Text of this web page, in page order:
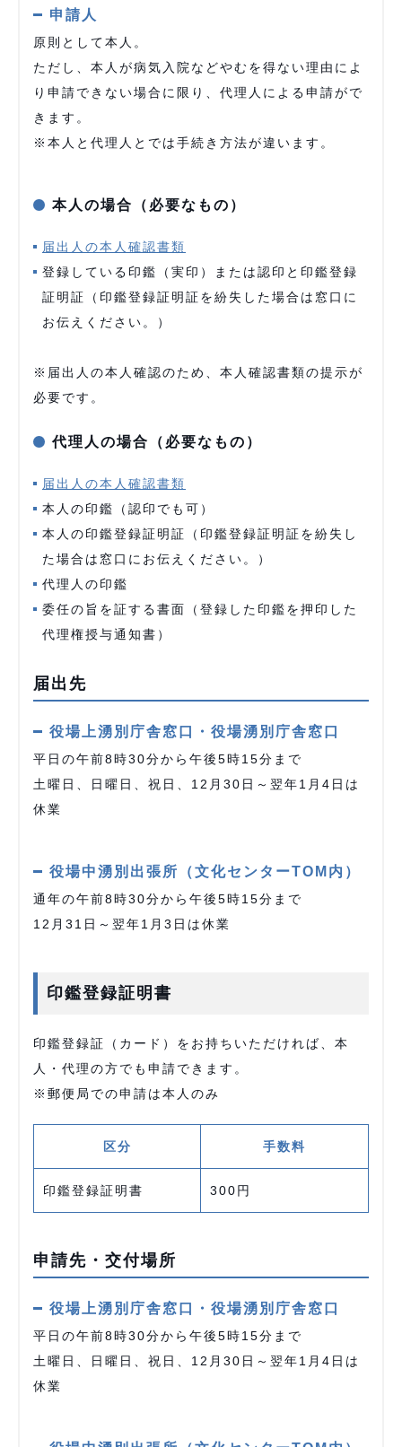
申請人
原則として本人。
ただし、本人が病気入院などやむを得ない理由によ
り申請できない場合に限り、代理人による申請がで
きます。
※本人と代理人とでは手続き方法が違います。
本人の場合（必要なもの）
届出人の本人確認書類
登録している印鑑（実印）または認印と印鑑登録
証明証（印鑑登録証明証を紛失した場合は窓口に
お伝えください。）
※届出人の本人確認のため、本人確認書類の提示が
必要です。
代理人の場合（必要なもの）
届出人の本人確認書類
本人の印鑑（認印でも可）
本人の印鑑登録証明証（印鑑登録証明証を紛失し
た場合は窓口にお伝えください。）
代理人の印鑑
委任の旨を証する書面（登録した印鑑を押印した
代理権授与通知書）
届出先
役場上湧別庁舎窓口・役場湧別庁舎窓口
平日の午前8時30分から午後5時15分まで
土曜日、日曜日、祝日、12月30日～翌年1月4日は
休業
役場中湧別出張所（文化センターTOM内）
通年の午前8時30分から午後5時15分まで
12月31日～翌年1月3日は休業
印鑑登録証明書
印鑑登録証（カード）をお持ちいただければ、本
人・代理の方でも申請できます。
※郵便局での申請は本人のみ
区分 手数料
印鑑登録証明書 300円
申請先・交付場所
役場上湧別庁舎窓口・役場湧別庁舎窓口
平日の午前8時30分から午後5時15分まで
土曜日、日曜日、祝日、12月30日～翌年1月4日は
休業